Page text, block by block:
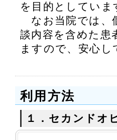
を目的としていま
なお当院では、
談内容を含めた患
ますので、安心し
利用方法
１．セカンドオ